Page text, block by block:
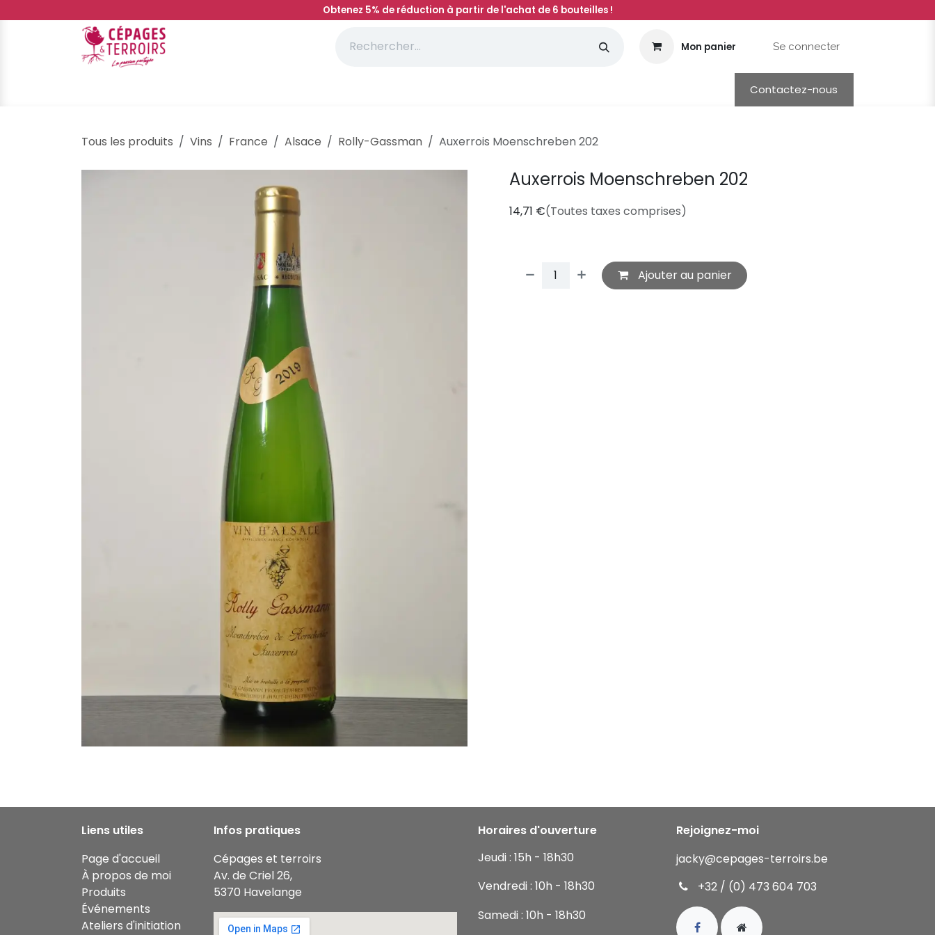
Obtenez 5% de réduction à partir de l'achat de 6 bouteilles !
Mon panier Se connecter
Contactez-nous
Tous les produits Vins France Alsace Rolly-Gassman Auxerrois Moenschreben 202
Auxerrois Moenschreben 202
14,71 €(Toutes taxes comprises)
Ajouter au panier
Liens utiles
Page d'accueil
À propos de moi
Produits
Événements
Ateliers d'initiation
Infos pratiques
Cépages et terroirs
Av. de Criel 26,
5370 Havelange
Horaires d'ouverture
Jeudi : 15h - 18h30
Vendredi : 10h - 18h30
Samedi : 10h - 18h30
Rejoignez-moi
jacky@cepages-terroirs.be
+32 / (0) 473 604 703